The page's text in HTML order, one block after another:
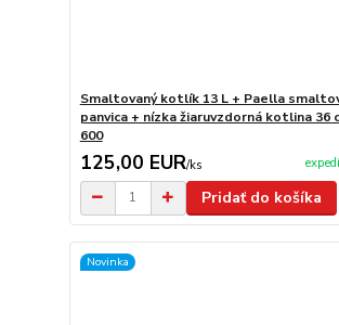
Smaltovaný kotlík 13 L + Paella
panvica + nízka žiaruvzdorná kotlina 36
600
125,00 EUR/ks
Pridať do košíka
Novinka